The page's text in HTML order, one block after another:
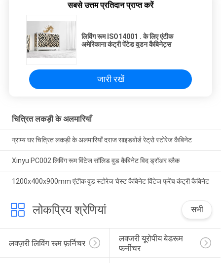
सबसे उत्तम प्रतिदान प्राप्त करें
लिविंग रूम ISO14001 . के लिए एंटीक
अमेरिकाना कंट्री पेंटेड वुडन कैबिनेट्स
जारी रखें
चित्रित लकड़ी के अलमारियाँ
ग्राम्य घर चित्रित लकड़ी के अलमारियाँ दराज साइडबोर्ड रेट्रो स्टोरेज कैबिनेट
Xinyu PC002 लिविंग रूम विंटेज सॉलिड वुड कैबिनेट विद ड्रॉअर ब्लैक
1200x400x900mm एंटीक वुड स्टोरेज चेस्ट कैबिनेट विंटेज फ्रेंच कंट्री कैबिनेट
लोकप्रिय श्रेणियां सभी
लक्ज़री लिविंग रूम फ़र्निचर
लक्जरी यूरोपीय बेडरूम
फर्नीचर